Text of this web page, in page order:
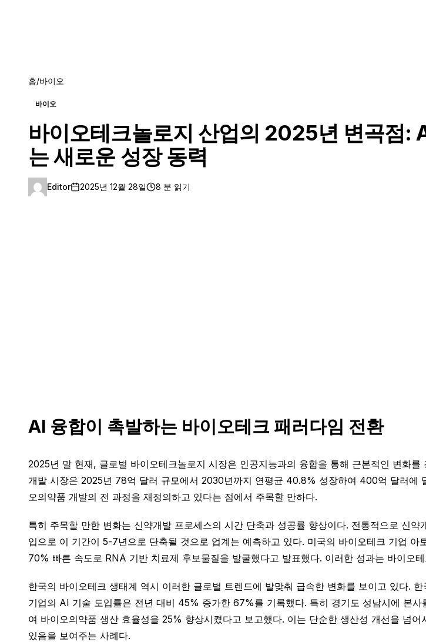
홈/바이오
바이오
바이오테크놀로지 산업의 2025년 변곡점:
는 새로운 성장 동력
Editor 2025년 12월 28일 8 분 읽기
AI 융합이 촉발하는 바이오테크 패러다임 전환
2025년 말 현재, 글로벌 바이오테크놀로지 시장은 인공지능과의 융합을 통해 근본적인 변화
개발 시장은 2025년 78억 달러 규모에서 2030년까지 연평균 40.8% 성장하여 400억 달러에
오의약품 개발의 전 과정을 재정의하고 있다는 점에서 주목할 만하다.
특히 주목할 만한 변화는 신약개발 프로세스의 시간 단축과 성공률 향상이다. 전통적으로 신
입으로 이 기간이 5-7년으로 단축될 것으로 업계는 예측하고 있다. 미국의 바이오테크 기업
70% 빠른 속도로 RNA 기반 치료제 후보물질을 발굴했다고 발표했다. 이러한 성과는 바이오
한국의 바이오테크 생태계 역시 이러한 글로벌 트렌드에 발맞춰 급속한 변화를 보이고 있다.
기업의 AI 기술 도입률은 전년 대비 45% 증가한 67%를 기록했다. 특히 경기도 성남시에 본
여 바이오의약품 생산 효율성을 25% 향상시켰다고 보고했다. 이는 단순한 생산성 개선을 넘
있음을 보여주는 사례다.